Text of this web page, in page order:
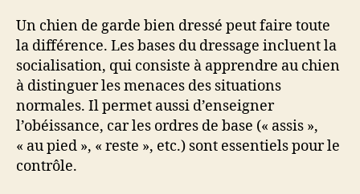
Un chien de garde bien dressé peut faire toute
la différence. Les bases du dressage incluent la
socialisation, qui consiste à apprendre au chien
à distinguer les menaces des situations
normales. Il permet aussi d’enseigner
l’obéissance, car les ordres de base (« assis »,
« au pied », « reste », etc.) sont essentiels pour le
contrôle.